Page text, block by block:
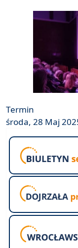
Termin
środa, 28 Maj